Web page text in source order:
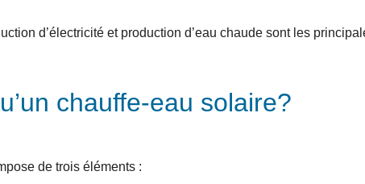
d’électricité et production d’eau chaude sont les
chauffe-eau solaire?
de trois éléments :